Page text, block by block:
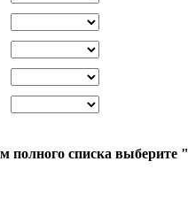
полного списка